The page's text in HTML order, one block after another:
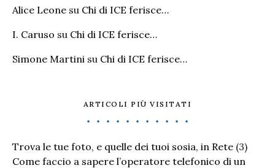
Alice Leone su Chi di ICE ferisce…
I. Caruso su Chi di ICE ferisce…
Simone Martini su Chi di ICE ferisce…
ARTICOLI PIÙ VISITATI
Trova le tue foto, e quelle dei tuoi sosia, in Rete (3)
Come faccio a sapere l’operatore telefonico di un